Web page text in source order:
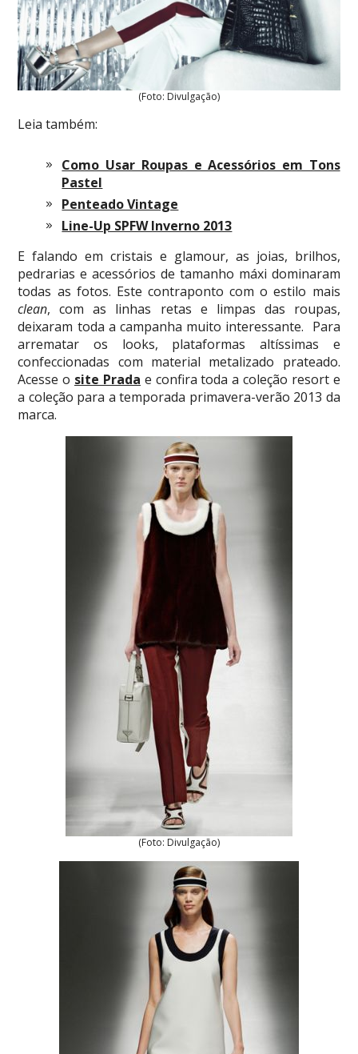
(Foto: Divulgação)
Leia também:
Como Usar Roupas e Acessórios em Tons
Pastel
Penteado Vintage
Line-Up SPFW Inverno 2013
E falando em cristais e glamour, as joias, brilhos,
pedrarias e acessórios de tamanho máxi dominaram
todas as fotos. Este contraponto com o estilo mais
clean, com as linhas retas e limpas das roupas,
deixaram toda a campanha muito interessante. Para
arrematar os looks, plataformas altíssimas e
confeccionadas com material metalizado prateado.
Acesse o site Prada e confira toda a coleção resort e
a coleção para a temporada primavera-verão 2013 da
marca.
(Foto: Divulgação)